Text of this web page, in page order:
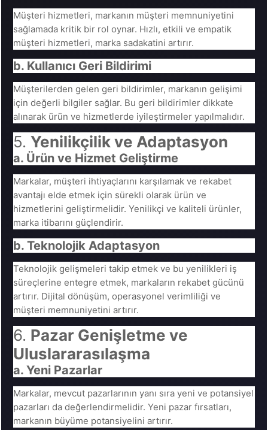
Müşteri hizmetleri, markanın müşteri memnuniyetini
sağlamada kritik bir rol oynar. Hızlı, etkili ve empatik
müşteri hizmetleri, marka sadakatini artırır.
b. Kullanıcı Geri Bildirimi
Müşterilerden gelen geri bildirimler, markanın gelişimi
için değerli bilgiler sağlar. Bu geri bildirimler dikkate
alınarak ürün ve hizmetlerde iyileştirmeler yapılmalıdır.
5.Yenilikçilik ve Adaptasyon
a. Ürün ve Hizmet Geliştirme
Markalar, müşteri ihtiyaçlarını karşılamak ve rekabet
avantajı elde etmek için sürekli olarak ürün ve
hizmetlerini geliştirmelidir. Yenilikçi ve kaliteli ürünler,
marka itibarını güçlendirir.
b. Teknolojik Adaptasyon
Teknolojik gelişmeleri takip etmek ve bu yenilikleri iş
süreçlerine entegre etmek, markaların rekabet gücünü
artırır. Dijital dönüşüm, operasyonel verimliliği ve
müşteri memnuniyetini artırır.
6. Pazar Genişletme ve
Uluslararasılaşma
a. Yeni Pazarlar
Markalar, mevcut pazarlarının yanı sıra yeni ve potansiyel
pazarları da değerlendirmelidir. Yeni pazar fırsatları,
markanın büyüme potansiyelini artırır.